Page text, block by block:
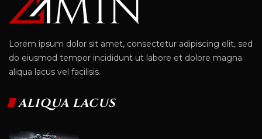
Lorem ipsum dolor sit amet, consectetur adipiscing elit, sed
do eiusmod tempor incididunt ut labore et dolore magna
aliqua lacus vel facilisis.
ALIQUA LACUS